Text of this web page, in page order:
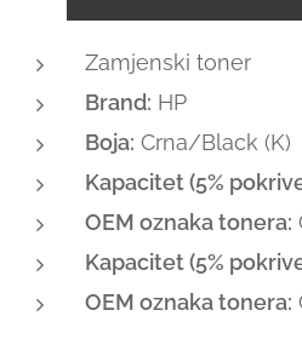
Zamjenski toner
Brand: HP
Boja: Crna/Black (K)
Kapacitet (5%
OEM oznaka tonera:
Kapacitet (5%
OEM oznaka tonera: